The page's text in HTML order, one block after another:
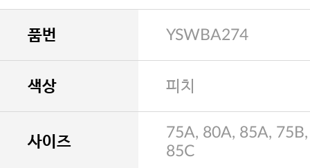
품번 YSWBA274
색상 피치
사이즈
75A, 80A, 85A,
85C